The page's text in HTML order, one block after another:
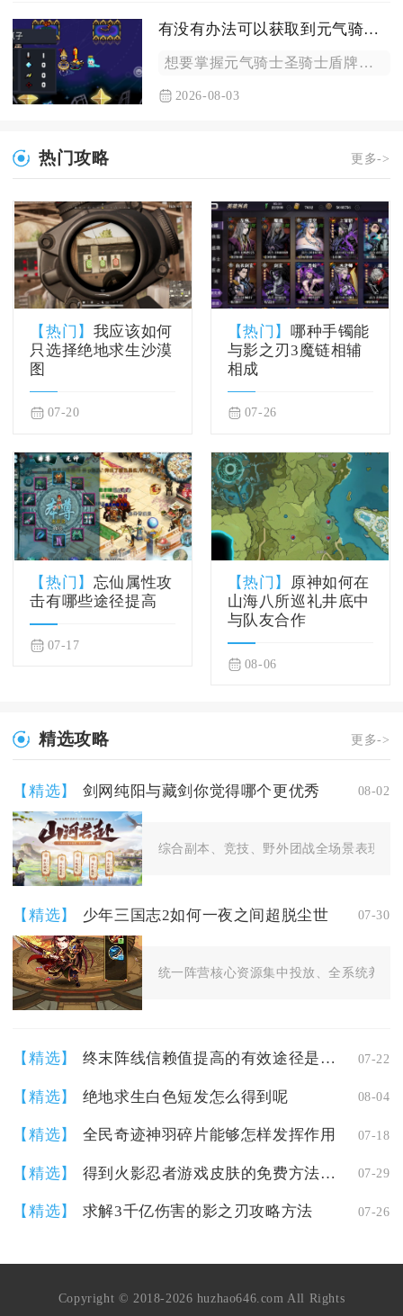
有没有办法可以获取到元气骑士圣骑士盾
想要掌握元气骑士圣骑士盾牌的完整玩法，可以从盾牌基础机制运用...
2026-08-03
热门攻略 更多->
【热门】 我应该如何
只选择绝地求生沙漠
图
07-20
【热门】哪种手镯能
与影之刃3魔链相辅
相成
07-26
【热门】 忘仙属性攻
击有哪些途径提高
07-17
【热门】
原神如何在
山海八所巡礼井底中
与队友合作
08-06
精选攻略 更多->
【精选】 剑网纯阳与藏剑你觉得哪个更优秀 08-02
综合副本、竞技、野外团战全场景表现，
【精选】 少年三国志2如何一夜之间超脱尘世 07-30
统一阵营核心资源集中投放、全系统养成
【精选】 终末阵线信赖值提高的有效途径是哪些 07-22
【精选】 绝地求生白色短发怎么得到呢 08-04
【精选】 全民奇迹神羽碎片能够怎样发挥作用 07-18
【精选】 得到火影忍者游戏皮肤的免费方法是什么 07-29
【精选】 求解3千亿伤害的影之刃攻略方法 07-26
Copyright © 2018-2026 huzhao646.com All Rights